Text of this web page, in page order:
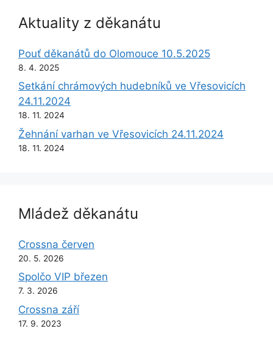
Aktuality z děkanátu
Pouť děkanátů do Olomouce 10.5.2025
8. 4. 2025
Setkání chrámových hudebníků ve Vřesovicích
24.11.2024
18. 11. 2024
Žehnání varhan ve Vřesovicích 24.11.2024
18. 11. 2024
Mládež děkanátu
Crossna červen
20. 5. 2026
Spolčo VIP březen
7. 3. 2026
Crossna září
17. 9. 2023